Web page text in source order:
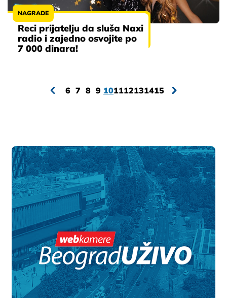
NAGRADE
Reci prijatelju da sluša Naxi
radio i zajedno osvojite po
7 000 dinara!
6 7 8 9 101112131415